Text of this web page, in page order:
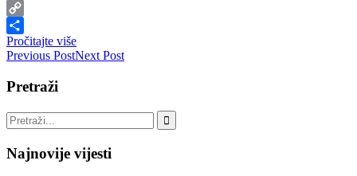
Skype
Copy
Link
Share
Pročitajte više
Previous PostNext Post
Pretraži
Najnovije vijesti